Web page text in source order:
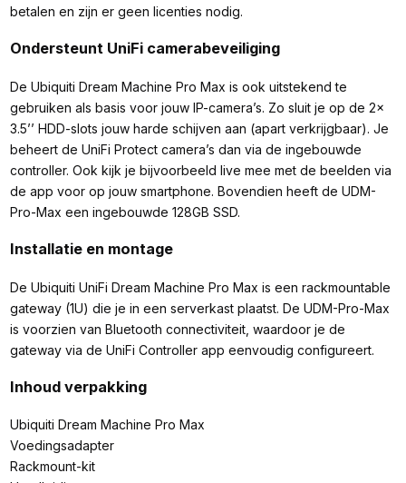
betalen en zijn er geen licenties nodig.
Ondersteunt UniFi camerabeveiliging
De Ubiquiti Dream Machine Pro Max is ook uitstekend te
gebruiken als basis voor jouw IP-camera’s. Zo sluit je op de 2x
3.5’’ HDD-slots jouw harde schijven aan (apart verkrijgbaar). Je
beheert de UniFi Protect camera’s dan via de ingebouwde
controller. Ook kijk je bijvoorbeeld live mee met de beelden via
de app voor op jouw smartphone. Bovendien heeft de UDM-
Pro-Max een ingebouwde 128GB SSD.
Installatie en montage
De Ubiquiti UniFi Dream Machine Pro Max is een rackmountable
gateway (1U) die je in een serverkast plaatst. De UDM-Pro-Max
is voorzien van Bluetooth connectiviteit, waardoor je de
gateway via de UniFi Controller app eenvoudig configureert.
Inhoud verpakking
Ubiquiti Dream Machine Pro Max
Voedingsadapter
Rackmount-kit